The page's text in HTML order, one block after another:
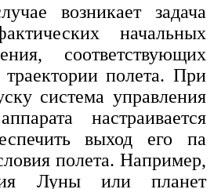
возникает задача
начальных
соответствующих
траектории полета. При
система управления
настраивается
выход его па
полета. Например,
Луны или планет